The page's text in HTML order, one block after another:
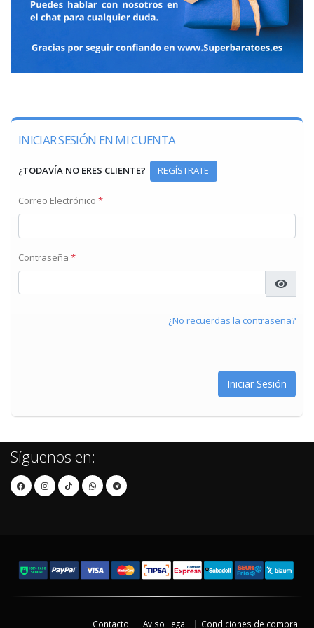
INICIAR SESIÓN EN MI CUENTA
¿TODAVÍA NO ERES CLIENTE? REGÍSTRATE
Correo Electrónico *
Contraseña *
¿No recuerdas la contraseña?
Síguenos en:
Contacto Aviso Legal Condiciones de compra